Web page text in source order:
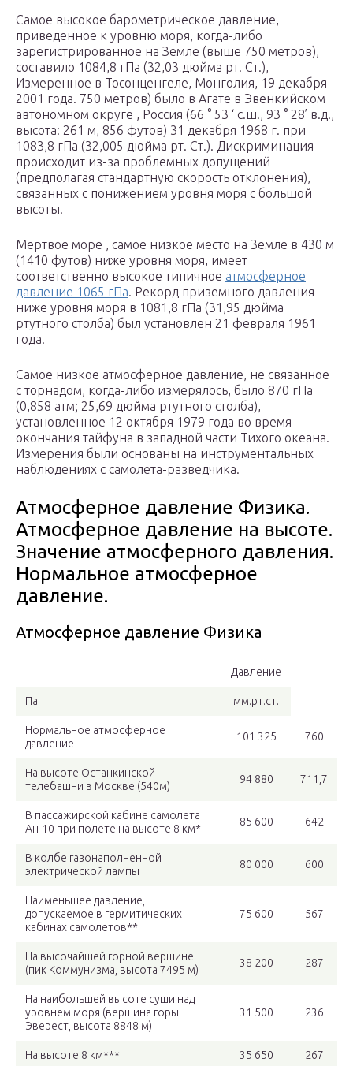
Самое высокое барометрическое давление,
приведенное к уровню моря, когда-либо
зарегистрированное на Земле (выше 750 метров),
составило 1084,8 гПа (32,03 дюйма рт. Ст.),
Измеренное в Тосонценгеле, Монголия, 19 декабря
2001 года. 750 метров) было в Агате в Эвенкийском
автономном округе , Россия (66 ° 53 ‘ с.ш., 93 ° 28’ в.д.,
высота: 261 м, 856 футов) 31 декабря 1968 г. при
1083,8 гПа (32,005 дюйма рт. Ст.). Дискриминация
происходит из-за проблемных допущений
(предполагая стандартную скорость отклонения),
связанных с понижением уровня моря с большой
высоты.
Мертвое море , самое низкое место на Земле в 430 м
(1410 футов) ниже уровня моря, имеет
соответственно высокое типичное атмосферное
давление 1065 гПа. Рекорд приземного давления
ниже уровня моря в 1081,8 гПа (31,95 дюйма
ртутного столба) был установлен 21 февраля 1961
года.
Самое низкое атмосферное давление, не связанное
с торнадом, когда-либо измерялось, было 870 гПа
(0,858 атм; 25,69 дюйма ртутного столба),
установленное 12 октября 1979 года во время
окончания тайфуна в западной части Тихого океана.
Измерения были основаны на инструментальных
наблюдениях с самолета-разведчика.
Атмосферное давление Физика.
Атмосферное давление на высоте.
Значение атмосферного давления.
Нормальное атмосферное
давление.
Атмосферное давление Физика
Давление
Па мм.рт.ст.
Нормальное атмосферное
давление
101 325 760
На высоте Останкинской
телебашни в Москве (540м)
94 880 711,7
В пассажирской кабине самолета
Ан-10 при полете на высоте 8 км*
85 600 642
В колбе газонаполненной
электрической лампы
80 000 600
Наименьшее давление,
допускаемое в гермитических
кабинах самолетов**
75 600 567
На высочайшей горной вершине
(пик Коммунизма, высота 7495 м)
38 200 287
На наибольшей высоте суши над
уровнем моря (вершина горы
Эверест, высота 8848 м)
31 500 236
На высоте 8 км*** 35 650 267